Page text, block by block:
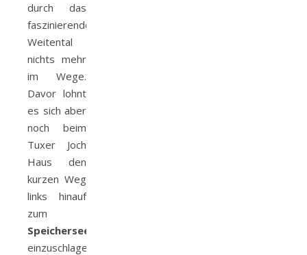
durch das
faszinierende
Weitental
nichts mehr
im Wege.
Davor lohnt
es sich aber
noch beim
Tuxer Joch
Haus den
kurzen Weg
links hinauf
zum
Speichersee
einzuschlagen